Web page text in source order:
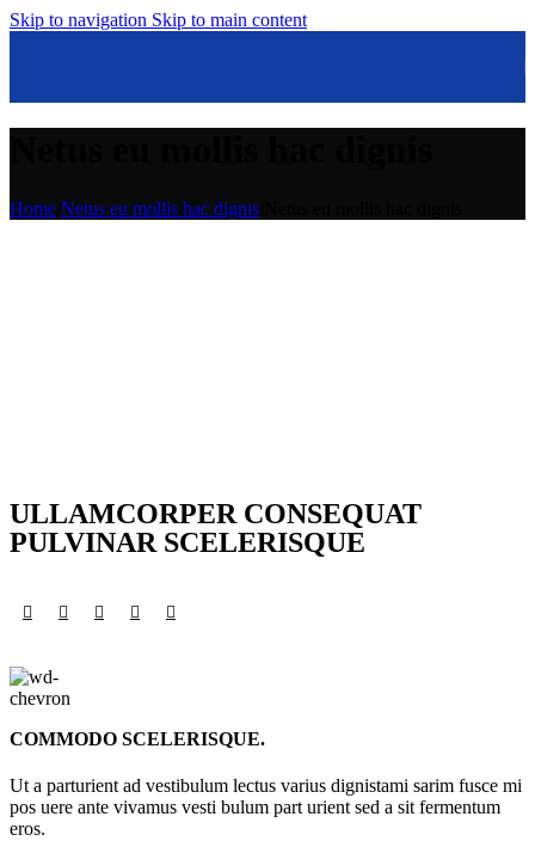
Skip to navigation Skip to main content
Home Netus eu mollis hac dignis
ULLAMCORPER CONSEQUAT
PULVINAR SCELERISQUE
COMMODO SCELERISQUE.
Ut a parturient ad vestibulum lectus varius dignistami sarim fusce mi
pos uere ante vivamus vesti bulum part urient sed a sit fermentum
eros.